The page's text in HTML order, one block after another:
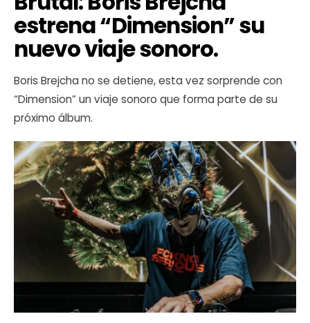
estrena “Dimension” su
nuevo viaje sonoro.
Boris Brejcha no se detiene, esta vez sorprende con
“Dimension” un viaje sonoro que forma parte de su
próximo álbum.